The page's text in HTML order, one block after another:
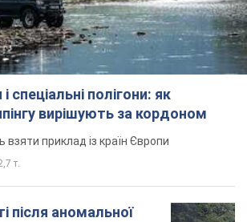
спеціальні полігони: як
вирішують за кордоном
взяти приклад із країн Європи
т.
після аномальної